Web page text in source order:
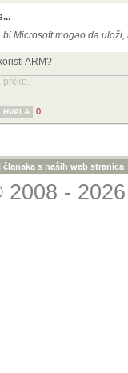
bi Microsoft mogao da
ARM?
prčko.
HVALA 0
članaka s naših web stranica
-